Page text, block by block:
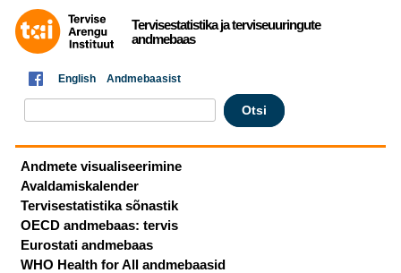
Tervisestatistika ja terviseuuringute
andmebaas
English Andmebaasist
Andmete visualiseerimine
Avaldamiskalender
Tervisestatistika sõnastik
OECD andmebaas: tervis
Eurostati andmebaas
WHO Health for All andmebaasid